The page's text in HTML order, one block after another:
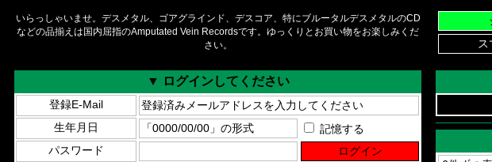
いらっしゃいませ。デスメタル、ゴアグラインド、デスコア、特にブルータルデスメタルのCD
などの品揃えは国内屈指のAmputated Vein Recordsです。ゆっくりとお買い物をお楽しみくだ
さい。
▼ ログインしてください
登録E-Mail
生年月日
記憶する
パスワード